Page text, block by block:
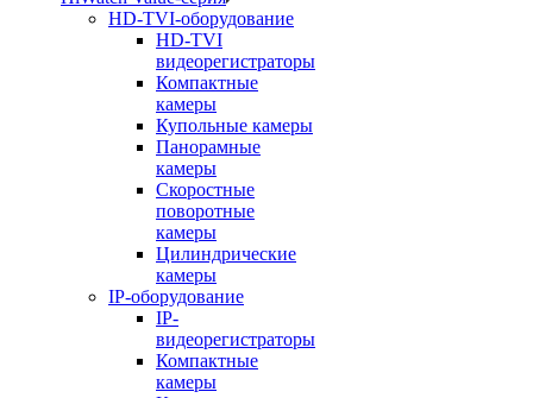
HD-TVI-оборудование
HD-TVI
видеорегистраторы
Компактные
камеры
Купольные камеры
Панорамные
камеры
Скоростные
поворотные
камеры
Цилиндрические
камеры
IP-оборудование
IP-
видеорегистраторы
Компактные
камеры